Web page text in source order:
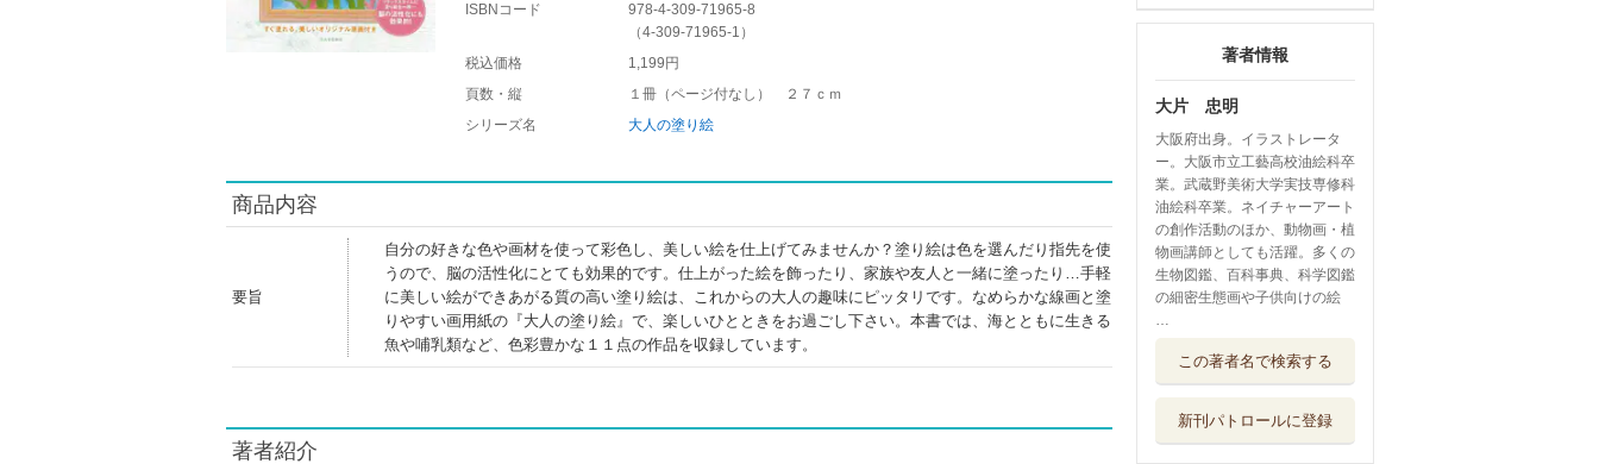
ISBNコード
978-4-309-71965-8
（4-309-71965-1 ）
税込価格
1,199円
頁数・縦
１冊（ページ付なし） ２７ｃｍ
シリーズ名
大人の塗り絵
商品内容
要旨
自分の好きな色や画材を使って彩色し、美しい絵を仕上げてみませんか？塗り絵は色を選んだり指先を使
うので、脳の活性化にとても効果的です。仕上がった絵を飾ったり、家族や友人と一緒に塗ったり…手軽
に美しい絵ができあがる質の高い塗り絵は、これからの大人の趣味にピッタリです。なめらかな線画と塗
りやすい画用紙の『大人の塗り絵』で、楽しいひとときをお過ごし下さい。本書では、海とともに生きる
魚や哺乳類など、色彩豊かな１１点の作品を収録しています。
著者紹介
著者情報
大片 忠明
大阪府出身。イラストレータ
ー。大阪市立工藝高校油絵科卒
業。武蔵野美術大学実技専修科
油絵科卒業。ネイチャーアート
の創作活動のほか、動物画・植
物画講師としても活躍。多くの
生物図鑑、百科事典、科学図鑑
の細密生態画や子供向けの絵
…
この著者名で検索する
新刊パトロールに登録
ＳＴＣＡＲＤ ...
イワシ むれでい